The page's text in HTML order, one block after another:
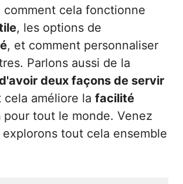
comment cela fonctionne
, les options de
, et comment personnaliser
Parlons aussi de la
deux façons de servir
améliore la facilité
pour tout le monde. Venez
tout cela ensemble